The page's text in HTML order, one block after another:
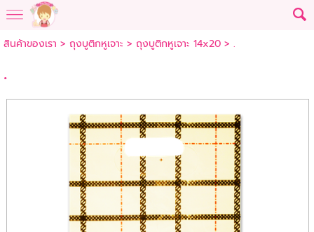
สินค้าของเรา > ถุงบูติกหูเจาะ > ถุงบูติกหูเจาะ 14x20> .
.